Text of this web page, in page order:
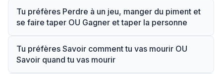
Tu préfères Perdre à un jeu, manger du piment et
se faire taper OU Gagner et taper la personne
Tu préfères Savoir comment tu vas mourir OU
Savoir quand tu vas mourir